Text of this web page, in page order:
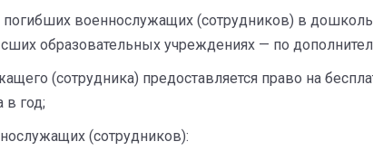
погибших военнослужащих (сотрудников) в
образовательных учреждениях — по
(сотрудника) предоставляется право на
в год;
(сотрудников):